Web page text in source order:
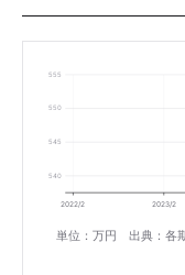
555
550
545
540
2022/2 2023/2
単位：万円 出典：各